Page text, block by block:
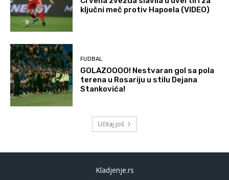
ključni meč protiv Hapoela (VIDEO)
FUDBAL
GOLAZOOOO! Nestvaran gol sa pola
terena u Rosariju u stilu Dejana
Stankovića!
Učitaj još
Kladjenje.rs